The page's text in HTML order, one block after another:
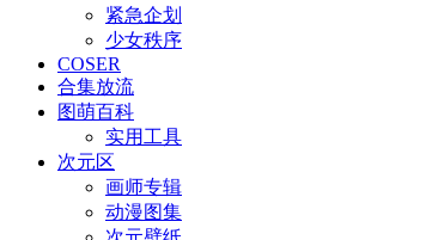
紧急企划
少女秩序
COSER
合集放流
图萌百科
实用工具
次元区
画师专辑
动漫图集